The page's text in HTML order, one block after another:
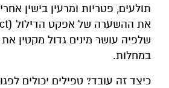
תולעים, פטריות ומרעין בישין
שלפיה עושר מינים גדול מקטין
במחלות.
כיצד זה עובד? טפילים יכולים